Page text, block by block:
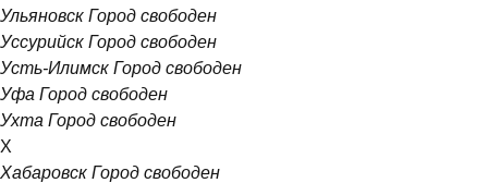
Ульяновск Город свободен
Уссурийск Город свободен
Усть-Илимск Город свободен
Уфа Город свободен
Ухта Город свободен
Х
Хабаровск Город свободен